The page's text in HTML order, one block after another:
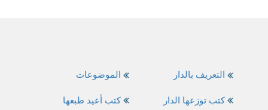
الموضوعات
كتب أعيد طبعها
التعريف بالدار
كتب توزعها الدار